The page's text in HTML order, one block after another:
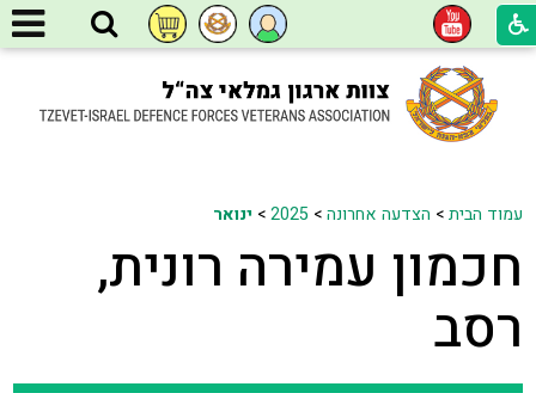
עמוד הבית> הצדעה אחרונה>
2025
>ינואר
חכמון עמירה רונית,
רסב